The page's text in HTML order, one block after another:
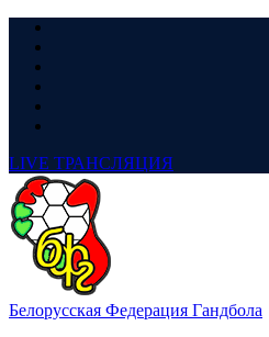
LIVE ТРАНСЛЯЦИЯ
Белорусская Федерация Гандбола